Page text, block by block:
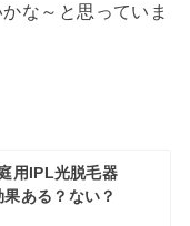
な～と思っていま
用IPL光脱毛器
果ある？ない？